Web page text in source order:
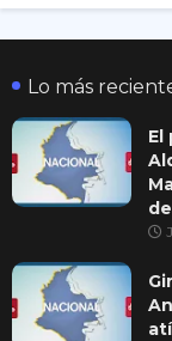
Lo más
El